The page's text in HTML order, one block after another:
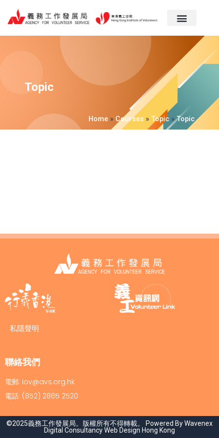
Topic
Home » Courses » Topic »Topic
私隱聲明
聯絡我們
電郵: iov@avs.org.hk
電話: (852) 2865 2520
©2025義務工作發展局。版權所有不得轉載。 Powered By Wavenex
Digital ConsultancyWeb Design Hong Kong